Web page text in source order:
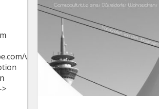
watch?